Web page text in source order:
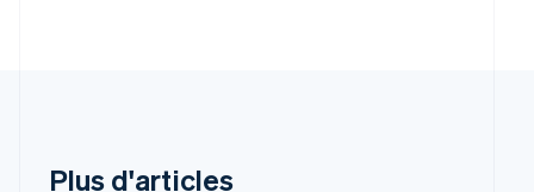
Plus d'articles
Croatie